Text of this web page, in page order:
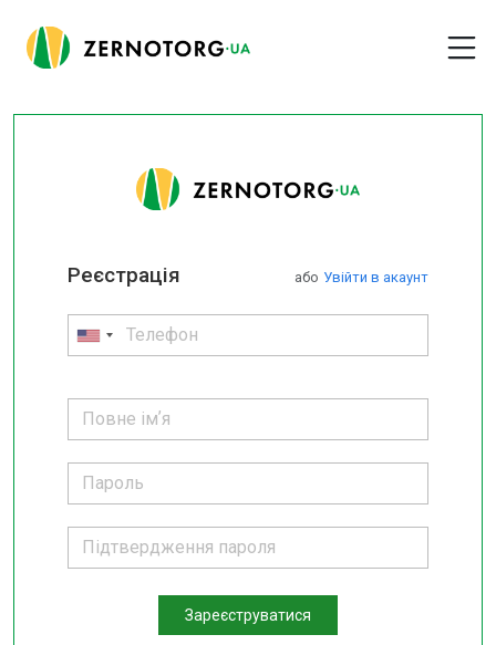
або Увійти в акаунт
Реєстрація
Зареєструватися